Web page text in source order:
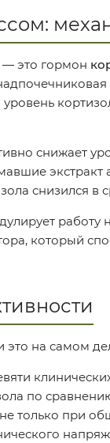
— это гормон
снижает
снизился в
который
на самом
по
только при